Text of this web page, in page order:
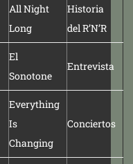
All Night
Long
Historia
del R’N’R
El
Sonotone
Entrevista
Everything
Is
Changing
Conciertos